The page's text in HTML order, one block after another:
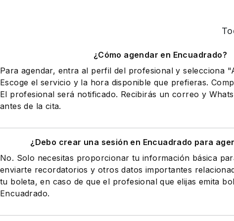
¿Cómo agendar en Encuadrado?
Para agendar, entra al perfil del profesional y selecciona
Escoge el servicio y la hora disponible que prefieras.
El profesional será notificado. Recibirás un correo y
antes de la cita.
¿Debo crear una sesión en Encuadrado para
No. Solo necesitas proporcionar tu información básica
enviarte recordatorios y otros datos importantes
tu boleta, en caso de que el profesional que elijas emita
Encuadrado.